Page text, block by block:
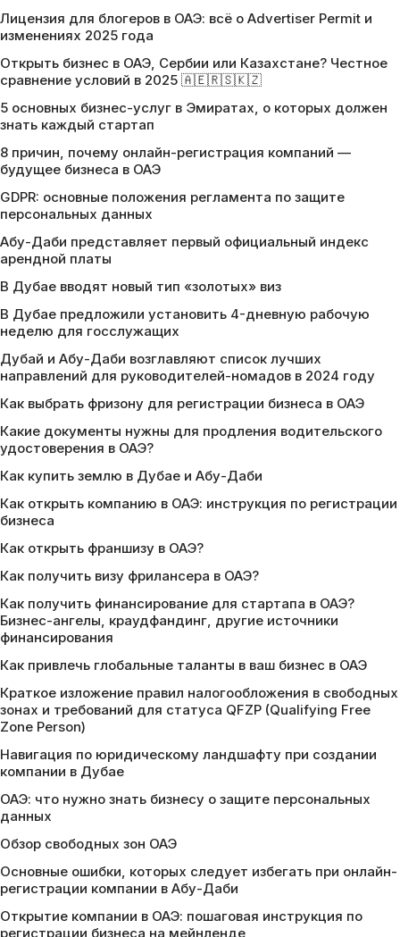
Лицензия для блогеров в ОАЭ: всё о Advertiser Permit и
изменениях 2025 года
Открыть бизнес в ОАЭ, Сербии или Казахстане? Честное
сравнение условий в 2025 🇦🇪🇷🇸🇰🇿
5 основных бизнес-услуг в Эмиратах, о которых должен
знать каждый стартап
8 причин, почему онлайн-регистрация компаний —
будущее бизнеса в ОАЭ
GDPR: основные положения регламента по защите
персональных данных
Абу-Даби представляет первый официальный индекс
арендной платы
В Дубае вводят новый тип «золотых» виз
В Дубае предложили установить 4-дневную рабочую
неделю для госслужащих
Дубай и Абу-Даби возглавляют список лучших
направлений для руководителей-номадов в 2024 году
Как выбрать фризону для регистрации бизнеса в ОАЭ
Какие документы нужны для продления водительского
удостоверения в ОАЭ?
Как купить землю в Дубае и Абу-Даби
Как открыть компанию в ОАЭ: инструкция по регистрации
бизнеса
Как открыть франшизу в ОАЭ?
Как получить визу фрилансера в ОАЭ?
Как получить финансирование для стартапа в ОАЭ?
Бизнес-ангелы, краудфандинг, другие источники
финансирования
Как привлечь глобальные таланты в ваш бизнес в ОАЭ
Краткое изложение правил налогообложения в свободных
зонах и требований для статуса QFZP (Qualifying Free
Zone Person)
Навигация по юридическому ландшафту при создании
компании в Дубае
ОАЭ: что нужно знать бизнесу о защите персональных
данных
Обзор свободных зон ОАЭ
Основные ошибки, которых следует избегать при онлайн-
регистрации компании в Абу-Даби
Открытие компании в ОАЭ: пошаговая инструкция по
регистрации бизнеса на мейнленде